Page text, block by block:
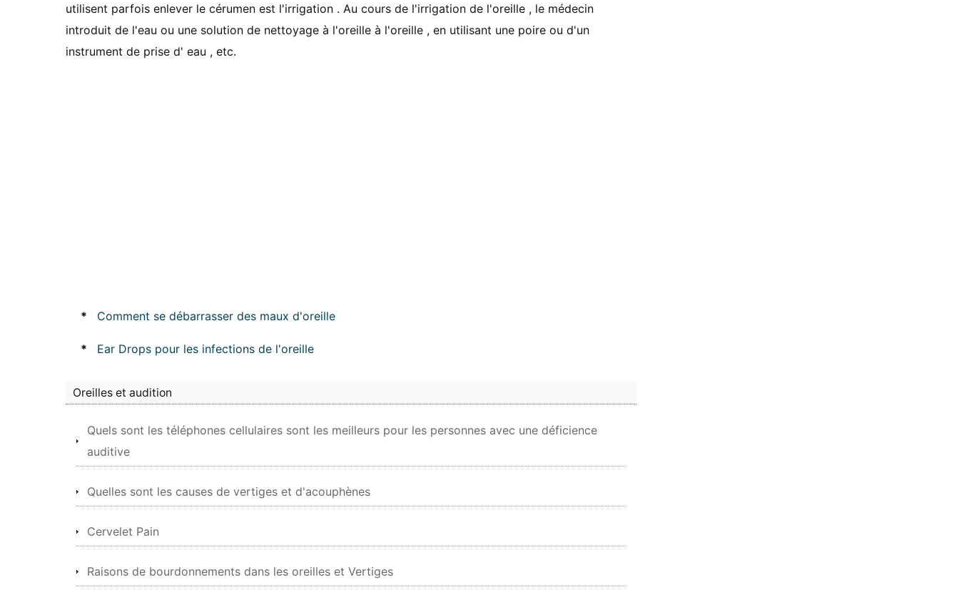
utilisent parfois enlever le cérumen est l'irrigation . Au cours de l'irrigation de l'oreille , le médecin
introduit de l'eau ou une solution de nettoyage à l'oreille à l'oreille , en utilisant une poire ou d'un
instrument de prise d' eau , etc.
* Comment se débarrasser des maux d'oreille
* Ear Drops pour les infections de l'oreille
Oreilles et audition
Quels sont les téléphones cellulaires sont les meilleurs pour les personnes avec une déficience
auditive
Quelles sont les causes de vertiges et d'acouphènes
Cervelet Pain
Raisons de bourdonnements dans les oreilles et Vertiges